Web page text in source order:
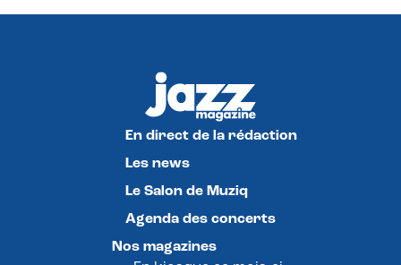
En direct de la rédaction
Les news
Le Salon de Muziq
Agenda des concerts
Nos magazines